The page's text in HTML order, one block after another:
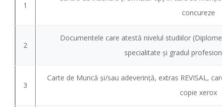
1
concureze
2
Documentele care atestă nivelul studiilor
specialitate şi gradul
3
Carte de Muncă şi/sau adeverinţă, extras REVISAL,
copie xerox